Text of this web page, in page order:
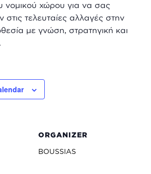
νομικού χώρου για να σας
τελευταίες αλλαγές στην
με γνώση, στρατηγική και
ORGANIZER
BOUSSIAS